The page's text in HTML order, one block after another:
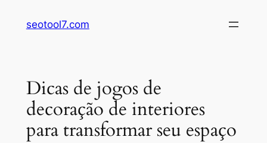
seotool7.com
Dicas de jogos de
decoração de interiores
para transformar seu espaço